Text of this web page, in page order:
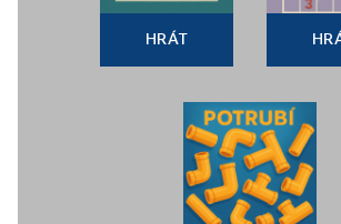
HRÁT